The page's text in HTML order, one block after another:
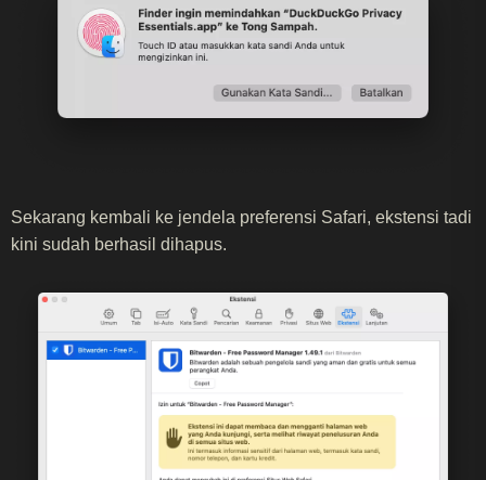
Sekarang kembali ke jendela preferensi Safari, ekstensi tadi
kini sudah berhasil dihapus.